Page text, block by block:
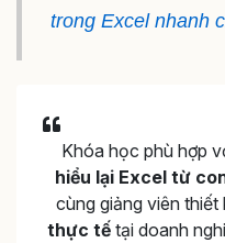
trong Excel nhanh
Khóa học phù hợp
hiểu lại Excel từ
cùng giảng viên thiết
thực tếtại doanh